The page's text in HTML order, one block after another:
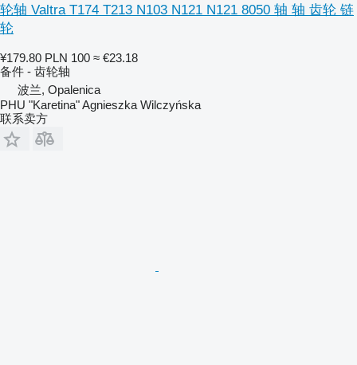
轮轴 Valtra T174 T213 N103 N121 N121 8050 轴 轴 齿轮 链
轮
¥179.80 PLN 100 ≈ €23.18
备件 - 齿轮轴
波兰, Opalenica
PHU "Karetina" Agnieszka Wilczyńska
联系卖方